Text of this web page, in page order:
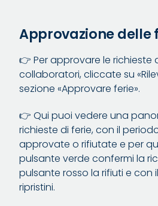
Approvazione delle
👉 Per approvare le richieste
collaboratori, cliccate su
sezione «Approvare ferie».
👉 Qui puoi vedere una
richieste di ferie, con il
approvate o rifiutate e per
pulsante verde confermi la
pulsante rosso la rifiuti e con
ripristini.